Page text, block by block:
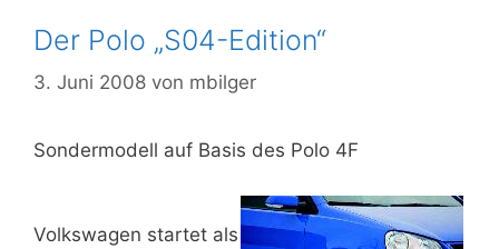
Der Polo „S04-Edition“
3. Juni 2008 von mbilger
Sondermodell auf Basis des Polo 4F
Volkswagen startet als